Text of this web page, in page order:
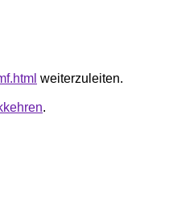
weiterzuleiten.
.